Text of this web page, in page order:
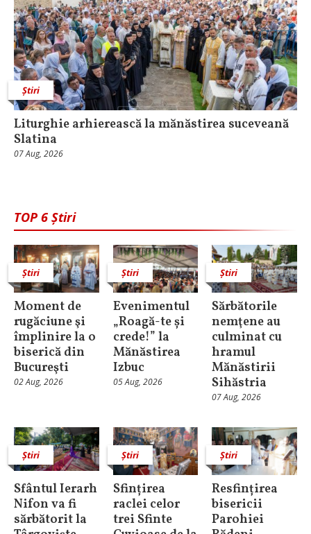
Știri
Liturghie arhierească la mănăstirea suceveană
Slatina
07 Aug, 2026
TOP 6 Știri
Știri
Moment de
rugăciune şi
împlinire la o
biserică din
Bucureşti
02 Aug, 2026
Știri
Evenimentul
„Roagă-te și
crede!” la
Mănăstirea
Izbuc
05 Aug, 2026
Știri
Sărbătorile
nemţene au
culminat cu
hramul
Mănăstirii
Sihăstria
07 Aug, 2026
Știri
Sfântul Ierarh
Nifon va fi
sărbătorit la
Știri
Sfințirea
raclei celor
trei Sfinte
Știri
Resfințirea
bisericii
Parohiei